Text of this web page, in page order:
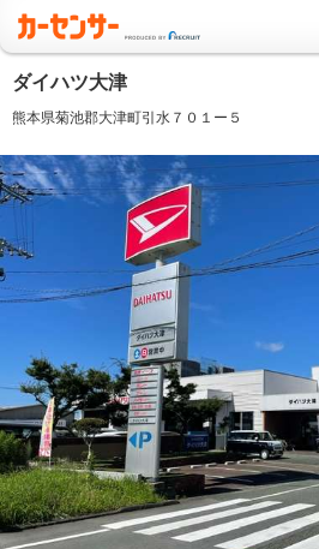
ダイハツ大津
熊本県菊池郡大津町引水７０１ー５